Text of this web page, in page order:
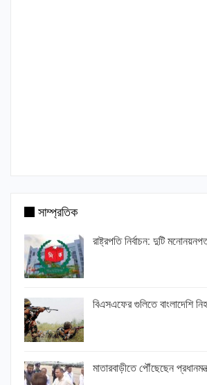
সাম্প্রতিক
রাষ্ট্রপতি নির্বাচন: দুটি
বিএসএফের গুলিতে বাংলাদেশি
মাতারবাড়ীতে পৌঁছেছেন